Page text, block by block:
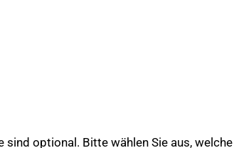
optional. Bitte wählen Sie aus,